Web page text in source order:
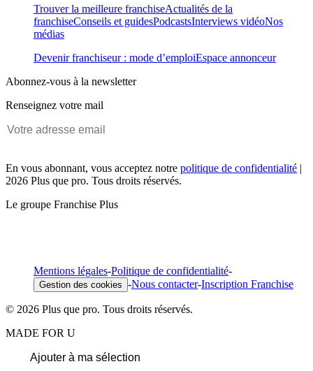
Trouver la meilleure franchiseActualités de la
franchiseConseils et guidesPodcastsInterviews vidéoNos
médias
Devenir franchiseur : mode d’emploiEspace annonceur
Abonnez-vous à la newsletter
Renseignez votre mail
En vous abonnant, vous acceptez notre politique de confidentialité |
2026 Plus que pro. Tous droits réservés.
Le groupe Franchise Plus
Mentions légales-Politique de confidentialité-
Gestion des cookies -Nous contacter-Inscription Franchise
© 2026 Plus que pro. Tous droits réservés.
MADE FOR U
Ajouter à ma sélection